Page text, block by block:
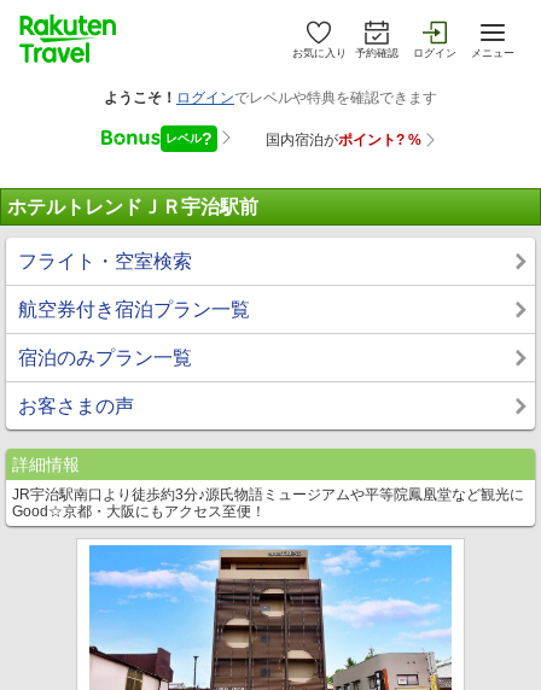
お気に入り 予約確認 ログイン メニュー
ホテルトレンドＪＲ宇治駅前
フライト・空室検索
航空券付き宿泊プラン一覧
宿泊のみプラン一覧
お客さまの声
詳細情報
JR宇治駅南口より徒歩約3分♪源氏物語ミュージアムや平等院鳳凰堂など観光に
Good☆京都・大阪にもアクセス至便！